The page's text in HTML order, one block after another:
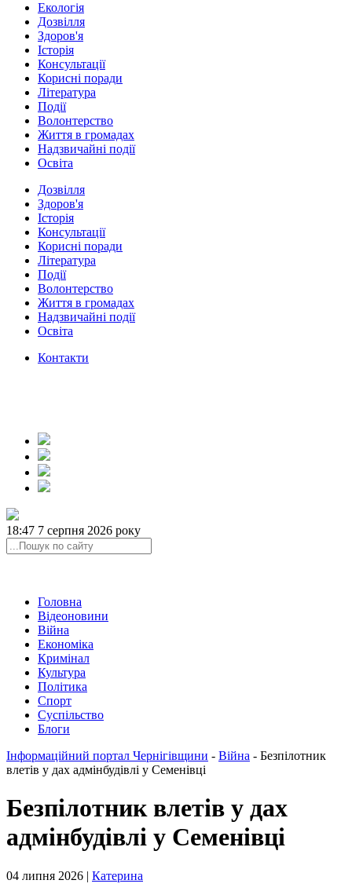
Екологія
Дозвілля
Здоров'я
Історія
Консультації
Корисні поради
Література
Події
Волонтерство
Життя в громадах
Надзвичайні події
Освіта
Дозвілля
Здоров'я
Історія
Консультації
Корисні поради
Література
Події
Волонтерство
Життя в громадах
Надзвичайні події
Освіта
Контакти
18:47 7 серпня 2026 року
Головна
Відеоновини
Війна
Економіка
Кримінал
Культура
Політика
Спорт
Суспільство
Блоги
Інформаційний портал Чернігівщини - Війна - Безпілотник
влетів у дах адмінбудівлі у Семенівці
Безпілотник влетів у дах
адмінбудівлі у Семенівці
04 липня 2026 | Катерина